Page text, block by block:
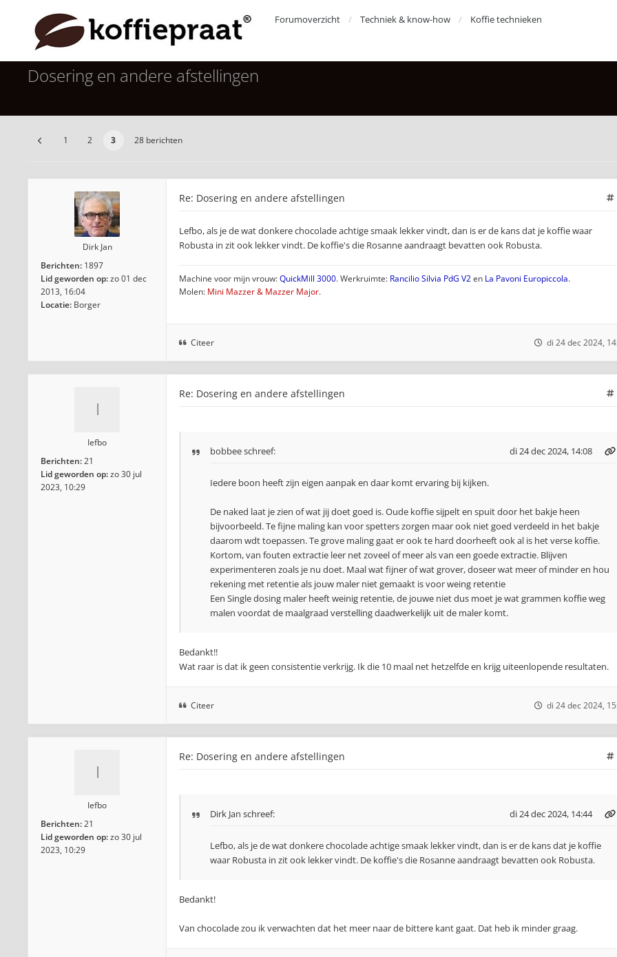
Forumoverzicht Techniek & know-how Koffie technieken
Dosering en andere afstellingen
1 2 3 28 berichten
Dirk Jan
Berichten: 1897
Lid geworden op:zo 01 dec
2013, 16:04
Locatie: Borger
Re: Dosering en andere afstellingen
Lefbo, als je de wat donkere chocolade achtige smaak lekker vindt, dan is er de kans dat je koffie waar
Robusta in zit ook lekker vindt. De koffie's die Rosanne aandraagt bevatten ook Robusta.
Machine voor mijn vrouw:QuickMill 3000. Werkruimte: Rancilio Silvia PdG V2en La Pavoni Europiccola.
Molen: Mini Mazzer & Mazzer Major.
Citeer di 24 dec 2024,
Iefbo
Berichten:21
Lid geworden op:zo 30 jul
2023, 10:29
Re: Dosering en andere afstellingen
bobbeeschreef: di 24 dec 2024, 14:08
Iedere boon heeft zijn eigen aanpak en daar komt ervaring bij kijken.
De naked laat je zien of wat jij doet goed is. Oude koffie sijpelt en spuit door het bakje heen
bijvoorbeeld. Te fijne maling kan voor spetters zorgen maar ook niet goed verdeeld in het bakje
daarom wdt toepassen. Te grove maling gaat er ook te hard doorheeft ook al is het verse koffie.
Kortom, van fouten extractie leer net zoveel of meer als van een goede extractie. Blijven
experimenteren zoals je nu doet. Maal wat fijner of wat grover, doseer wat meer of minder en hou
rekening met retentie als jouw maler niet gemaakt is voor weing retentie
Een Single dosing maler heeft weinig retentie, de jouwe niet dus moet je wat grammen koffie weg
malen voordat de maalgraad verstelling daadwerkelijk uit de maler komt.
Bedankt!!
Wat raar is dat ik geen consistentie verkrijg. Ik die 10 maal net hetzelfde en krijg uiteenlopende resultaten.
Citeer di 24 dec 2024,
Iefbo
Berichten:21
Lid geworden op:zo 30 jul
2023, 10:29
Re: Dosering en andere afstellingen
Dirk Jan schreef: di 24 dec 2024, 14:44
Lefbo, als je de wat donkere chocolade achtige smaak lekker vindt, dan is er de kans dat je koffie
waar Robusta in zit ook lekker vindt. De koffie's die Rosanne aandraagt bevatten ook Robusta.
Bedankt!
Van chocolade zou ik verwachten dat het meer naar de bittere kant gaat. Dat heb ik minder graag.